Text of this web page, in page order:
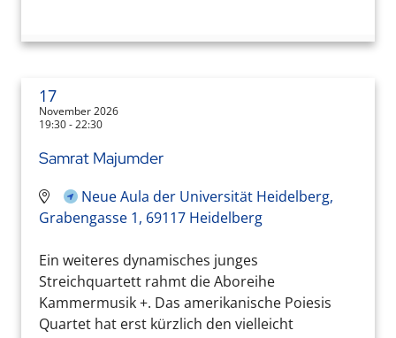
17
November 2026
19:30 - 22:30
Samrat Majumder
Neue Aula der Universität Heidelberg,
Grabengasse 1, 69117 Heidelberg
Ein weiteres dynamisches junges
Streichquartett rahmt die Aboreihe
Kammermusik +. Das amerikanische Poiesis
Quartet hat erst kürzlich den vielleicht